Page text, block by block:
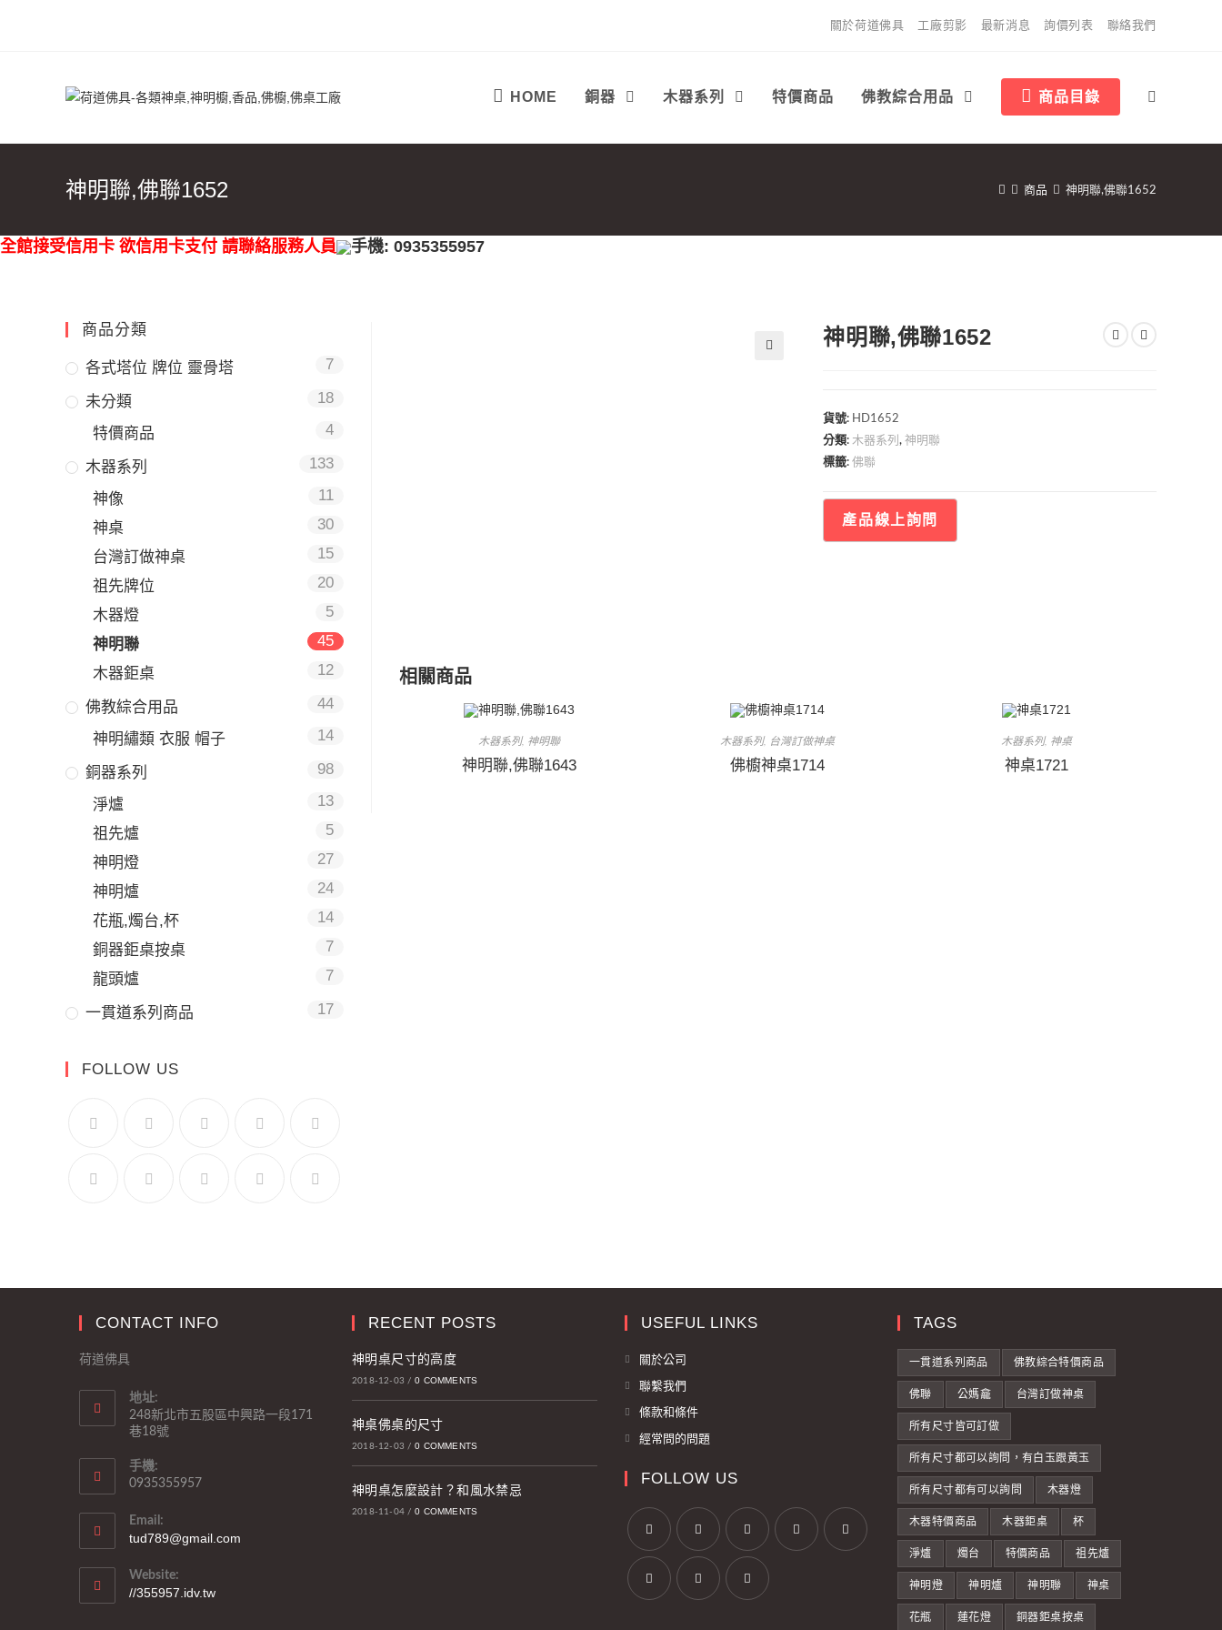
關於荷道佛具 工廠剪影 最新消息 詢價列表 聯絡我們
HOME 銅器 木器系列 特價商品 佛教綜合用品 商品目錄
神明聯,佛聯1652 商品 神明聯,佛聯1652
全館接受信用卡 欲信用卡支付 請聯絡服務人員 手機: 0935355957
神明聯,佛聯1652
貨號: HD1652
分類:木器系列,神明聯
標籤:佛聯
相關商品
木器系列, 神明聯
神明聯,佛聯1643
木器系列, 台灣訂做神桌
佛櫥神桌1714
木器系列, 神桌
神桌1721
商品分類
各式塔位 牌位 靈骨塔 7
未分類 18
特價商品 4
木器系列 133
神像
11
神桌
30
台灣訂做神桌
15
祖先牌位
20
木器燈
5
神明聯
45
木器鉅桌
12
佛教綜合用品 44
神明繡類 衣服 帽子 14
銅器系列 98
淨爐
13
祖先爐
5
神明燈
27
神明爐
24
花瓶,燭台,杯
14
銅器鉅桌按桌
7
龍頭爐
7
一貫道系列商品 17
FOLLOW US
CONTACT INFO
荷道佛具
地址:
248新北市五股區中興路一段171
巷18號
手機:
0935355957
Email:
tud789@gmail.com
Website:
//355957.idv.tw
RECENT POSTS
神明桌尺寸的高度
2018-12-03 / 0 COMMENTS
神桌佛桌的尺寸
2018-12-03 / 0 COMMENTS
神明桌怎麼設計？和風水禁忌
2018-11-04 / 0 COMMENTS
USEFUL LINKS
關於公司
聯繫我們
條款和條件
經常問的問題
FOLLOW US
TAGS
一貫道系列商品 佛教綜合特價商品
佛聯 公媽龕 台灣訂做神桌
所有尺寸皆可訂做
所有尺寸都可以詢問，有白玉跟黃玉
所有尺寸都有可以詢問 木器燈
木器特價商品 木器鉅桌 杯
淨爐 燭台 特價商品 祖先爐
神明燈 神明爐 神明聯 神桌
花瓶 蓮花燈 銅器鉅桌按桌